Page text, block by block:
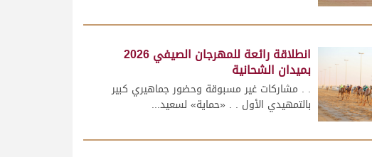
انطلاقة رائعة للمهرجان الصيفي 2026
بميدان الشحانية
. . مشاركات غير مسبوقة وحضور جماهيري كبير
بالتمهيدي الأول . . «حماية» لسعيد...